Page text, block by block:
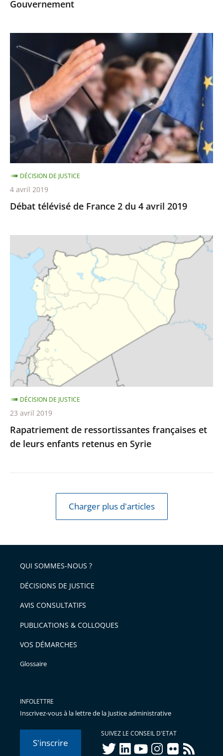
Gouvernement
télévisé
de
France
avril
2019
Débat télévisé de France 2 du 4 avril 2019
DÉCISION DE JUSTICE
4 avril 2019
de
ressortissantes
françaises
enfants
retenus
en
Syrie
Rapatriement de ressortissantes françaises et
de leurs enfants retenus en Syrie
DÉCISION DE JUSTICE
23 avril 2019
Charger plus d'articles
QUI SOMMES-NOUS ?
DÉCISIONS DE JUSTICE
AVIS CONSULTATIFS
PUBLICATIONS & COLLOQUES
VOS DÉMARCHES
Glossaire
INFOLETTRE
Inscrivez-vous à la lettre de la Justice administrative
S'inscrire
SUIVEZ LE CONSEIL D'ETAT
twitterlinkedInyoutubeinstagram
flickr rss